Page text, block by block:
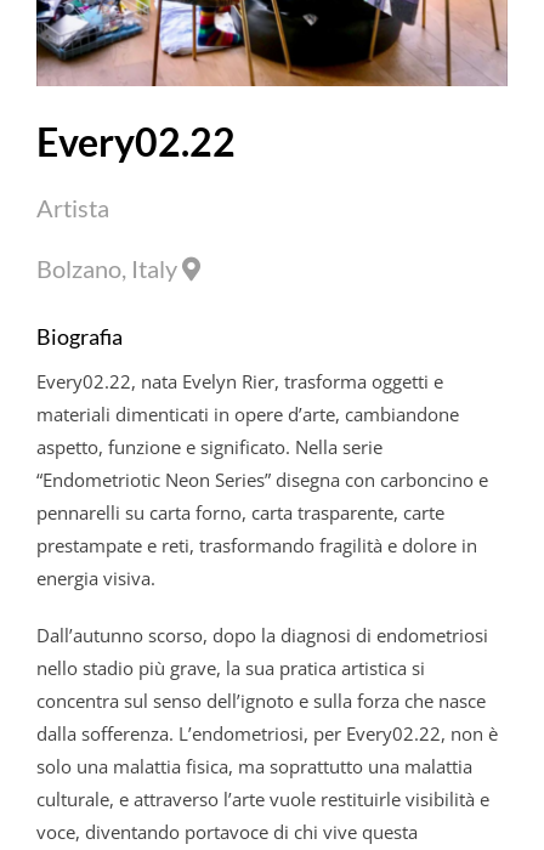
Every02.22
Artista
Bolzano, Italy
Biografia
Every02.22, nata Evelyn Rier, trasforma oggetti e
materiali dimenticati in opere d’arte, cambiandone
aspetto, funzione e significato. Nella serie
“Endometriotic Neon Series” disegna con carboncino e
pennarelli su carta forno, carta trasparente, carte
prestampate e reti, trasformando fragilità e dolore in
energia visiva.
Dall’autunno scorso, dopo la diagnosi di endometriosi
nello stadio più grave, la sua pratica artistica si
concentra sul senso dell’ignoto e sulla forza che nasce
dalla sofferenza. L’endometriosi, per Every02.22, non è
solo una malattia fisica, ma soprattutto una malattia
culturale, e attraverso l’arte vuole restituirle visibilità e
voce, diventando portavoce di chi vive questa